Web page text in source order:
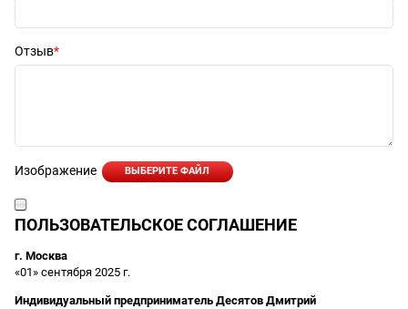
Отзыв
Изображение ВЫБЕРИТЕ ФАЙЛ
ПОЛЬЗОВАТЕЛЬСКОЕ СОГЛАШЕНИЕ
г. Москва
«01» сентября 2025 г.
Индивидуальный предприниматель Десятов Дмитрий